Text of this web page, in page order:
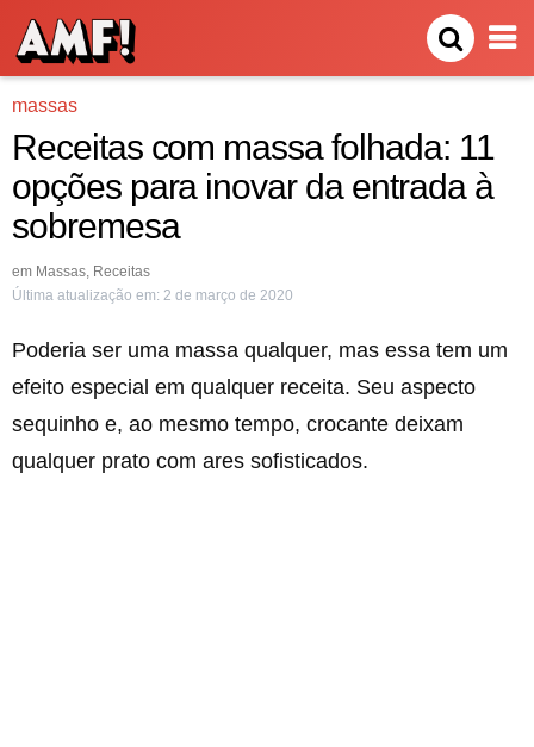
massas
Receitas com massa folhada: 11
opções para inovar da entrada à
sobremesa
em Massas, Receitas
Última atualização em: 2 de março de 2020
Poderia ser uma massa qualquer, mas essa tem um
efeito especial em qualquer receita. Seu aspecto
sequinho e, ao mesmo tempo, crocante deixam
qualquer prato com ares sofisticados.